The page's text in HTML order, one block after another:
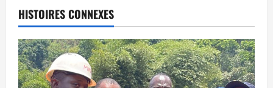
HISTOIRES CONNEXES